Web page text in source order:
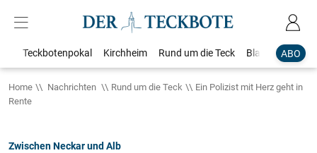
ABO
Teckbotenpokal Kirchheim Rund um die Teck Blaulicht
Home Nachrichten Rund um die Teck
Ein Polizist mit Herz geht in
Rente
Zwischen Neckar und Alb